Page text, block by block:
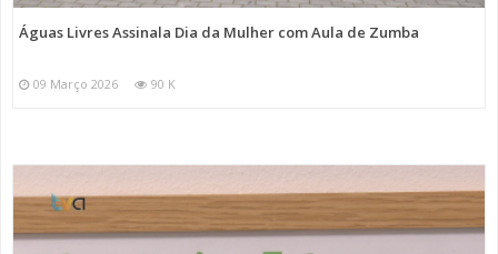
Águas Livres Assinala Dia da Mulher com Aula de Zumba
09 Março 2026 90 K